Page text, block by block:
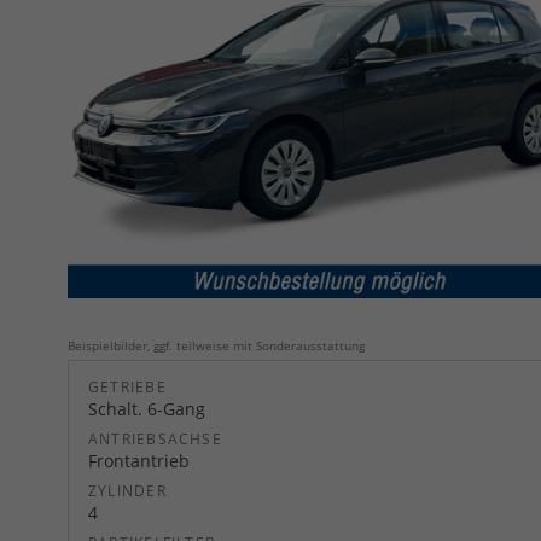
Beispielbilder, ggf. teilweise mit Sonderausstattung
GETRIEBE
Schalt. 6-Gang
ANTRIEBSACHSE
Frontantrieb
ZYLINDER
4